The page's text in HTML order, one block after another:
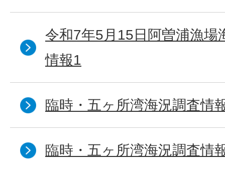
令和7年5月15日阿曽浦漁場
情報1
臨時・五ヶ所湾海況調査情
臨時・五ヶ所湾海況調査情